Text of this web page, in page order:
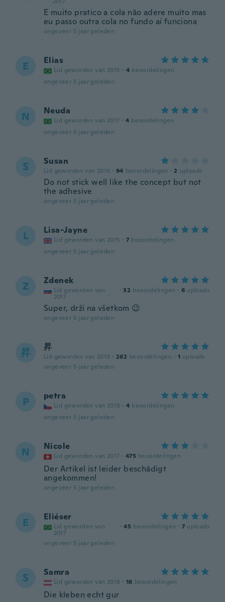
E muito pratico a cola não adere muito mas
eu passo outra cola no fundo aí funciona
ongeveer 5 jaar geleden
E Elias
Lid geworden van 2015 · 4 beoordelingen
ongeveer 5 jaar geleden
N Neuda
Lid geworden van 2017 · 4 beoordelingen
ongeveer 5 jaar geleden
S Susan
Lid geworden van 2016 · 94 beoordelingen · 2 uploads
Do not stick well like the concept but not
the adhesive
ongeveer 5 jaar geleden
L Lisa-Jayne
Lid geworden van 2015 · 7 beoordelingen
ongeveer 5 jaar geleden
Z Zdenek
Lid geworden van
2017
· 32 beoordelingen · 6 uploads
Super, drží na všetkom 😉
ongeveer 5 jaar geleden
昇 昇
Lid geworden van 2019 · 262 beoordelingen · 1 uploads
ongeveer 5 jaar geleden
P petra
Lid geworden van 2019 · 4 beoordelingen
ongeveer 5 jaar geleden
N Nicole
Lid geworden van 2017 · 475 beoordelingen
Der Artikel ist leider beschädigt
angekommen!
ongeveer 5 jaar geleden
E Eliéser
Lid geworden van
2017
· 45 beoordelingen · 7 uploads
ongeveer 5 jaar geleden
S Samra
Lid geworden van 2018 · 16 beoordelingen
Die kleben echt gur